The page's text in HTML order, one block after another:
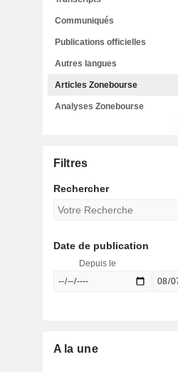
Communiqués
Publications officielles
Autres langues
Articles Zonebourse
Analyses Zonebourse
Filtres
Rechercher
Date de publication
Depuis le
A la une